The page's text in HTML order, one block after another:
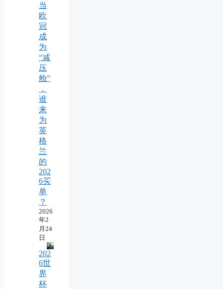
当
欧
冠
成
为
“减
压
舱”
，
谁
来
为
英
格
兰
的
202
6买
单
？
2026
年2
月24
日
202
6世
界
杯